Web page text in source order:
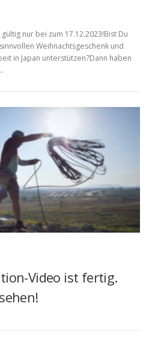
nur bei zum 17.12.2023!Bist Du
Weihnachtsgeschenk und
in Japan unterstützen?Dann haben
Video ist fertig.